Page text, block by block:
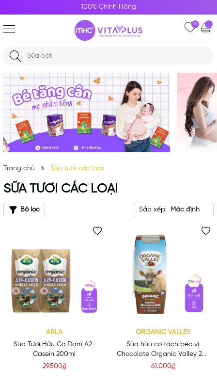
100% Chính Hãng
0
Trang chủ Sữa tươi các loại
SỮA TƯƠI CÁC LOẠI
Bộ lọc Sắp xếp: Mặc định
ARLA
Sữa Tươi Hữu Cơ Đạm A2-
Casein 200ml
29.500₫
ORGANIC VALLEY
Sữa hữu cơ tách béo vị
Chocolate Organic Valley 236
ml
61.000₫